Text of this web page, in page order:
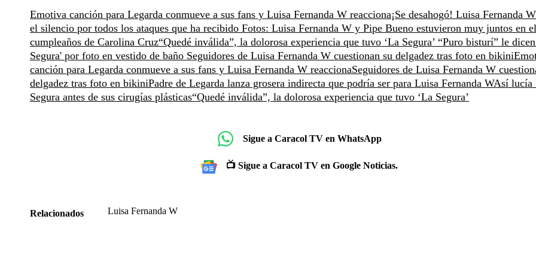
Emotiva canción para Legarda conmueve a sus fans y Luisa Fernanda W reacciona¡Se desahogó! Luisa Fernanda
el silencio por todos los ataques que ha recibido Fotos: Luisa Fernanda W y Pipe Bueno estuvieron muy juntos en el
cumpleaños de Carolina Cruz“Quedé inválida”, la dolorosa experiencia que tuvo ‘La Segura’ “Puro bisturí” le
Segura' por foto en vestido de baño Seguidores de Luisa Fernanda W cuestionan su delgadez tras foto en bikini
canción para Legarda conmueve a sus fans y Luisa Fernanda W reaccionaSeguidores de Luisa Fernanda W
delgadez tras foto en bikiniPadre de Legarda lanza grosera indirecta que podría ser para Luisa Fernanda WAsí lucía
Segura antes de sus cirugías plásticas“Quedé inválida”, la dolorosa experiencia que tuvo ‘La Segura’
Sigue a Caracol TV en WhatsApp
📺 Sigue a Caracol TV en Google Noticias.
Relacionados Luisa Fernanda W